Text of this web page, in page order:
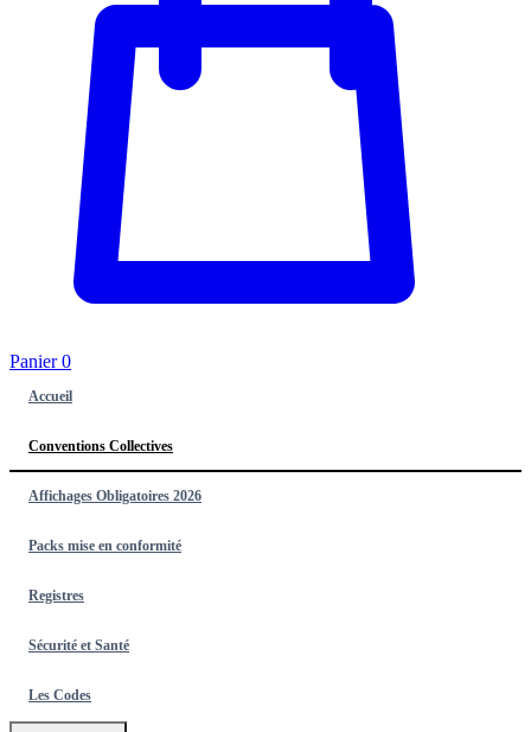
Panier0
Accueil
Conventions Collectives
Affichages Obligatoires 2026
Packs mise en conformité
Registres
Sécurité et Santé
Les Codes